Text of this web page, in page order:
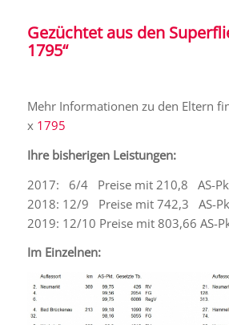
Gezüchtet aus den
1795“
Mehr Informationen zu den Eltern
x 1795
Ihre bisherigen Leistungen:
2017: 6/4 Preise mit 210,8 AS-
2018: 12/9 Preise mit 742,3 AS-
2019: 12/10 Preise mit 803,66 AS-
Im Einzelnen: